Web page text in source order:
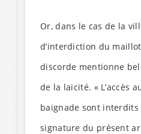
Or, dans le cas de la
d’interdiction du
discorde mentionne
de la laïcité. « L’accès
baignade sont interdits
signature du présent